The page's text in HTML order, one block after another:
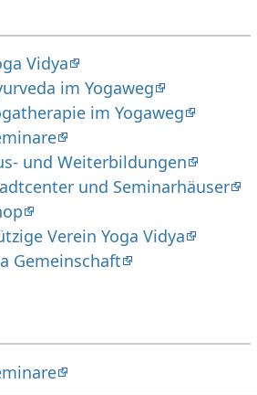
Vidya
im Yogaweg
im Yogaweg
und Weiterbildungen
und Seminarhäuser
Verein Yoga Vidya
Gemeinschaft